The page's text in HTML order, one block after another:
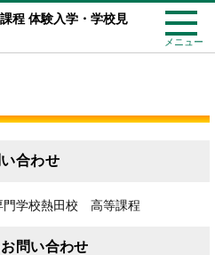
程 体験入学・学校見
メニュー
合わせ
門学校熱田校 高等課程
問い合わせ